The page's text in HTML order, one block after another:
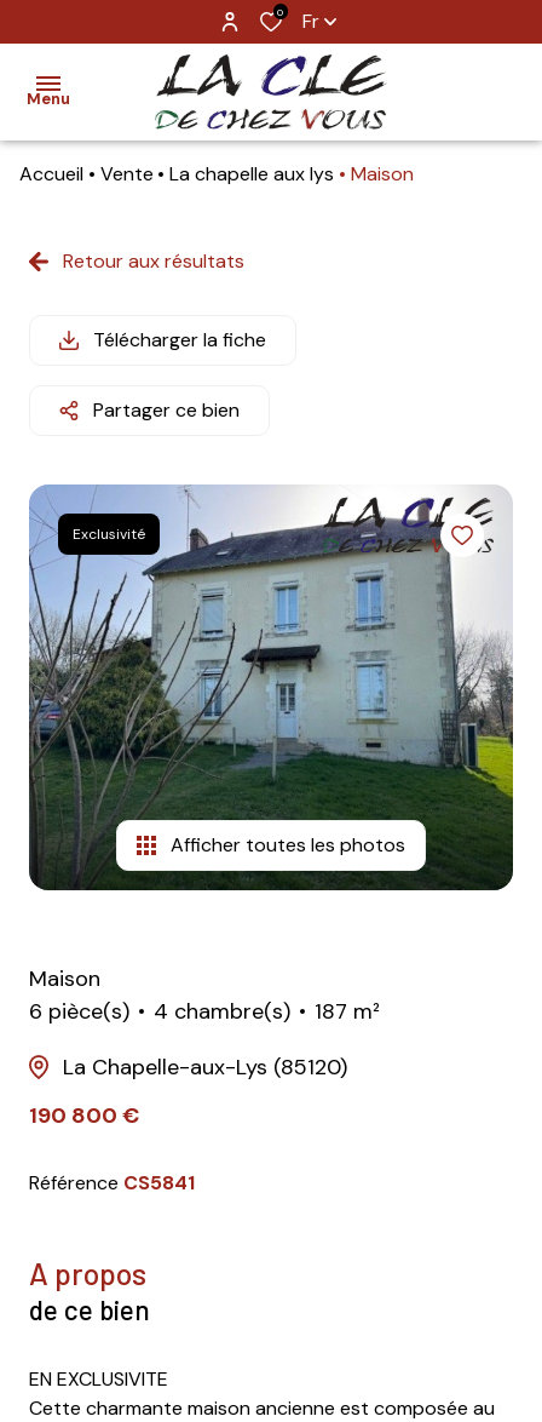
0 Fr
Menu
TROUVER
ESTIMATION
AGENCES
CONTACT
Accueil Vente La chapelle aux lys Maison
Retour aux résultats
Télécharger la fiche
Partager ce bien
Exclusivité
Afficher toutes les photos
Maison
6 pièce(s)
4 chambre(s)
187 m²
La Chapelle-aux-Lys (85120)
190 800 €
Référence CS5841
a propos
de ce bien
EN EXCLUSIVITE
Cette charmante maison ancienne est composée au